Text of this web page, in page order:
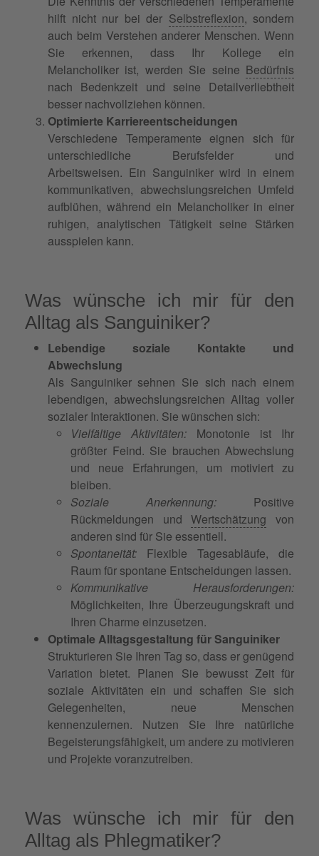
hilft nicht nur bei der Selbstreflexion, sondern
auch beim Verstehen anderer Menschen. Wenn
Sie erkennen, dass Ihr Kollege ein
Melancholiker ist, werden Sie seine Bedürfnis
nach Bedenkzeit und seine Detailverliebtheit
besser nachvollziehen können.
Optimierte Karriereentscheidungen
Verschiedene Temperamente eignen sich für
unterschiedliche Berufsfelder und
Arbeitsweisen. Ein Sanguiniker wird in einem
kommunikativen, abwechslungsreichen Umfeld
aufblühen, während ein Melancholiker in einer
ruhigen, analytischen Tätigkeit seine Stärken
ausspielen kann.
Was wünsche ich mir für den
Alltag als Sanguiniker?
Lebendige soziale Kontakte und
Abwechslung
Als Sanguiniker sehnen Sie sich nach einem
lebendigen, abwechslungsreichen Alltag voller
sozialer Interaktionen. Sie wünschen sich:
Vielfältige Aktivitäten: Monotonie ist Ihr
größter Feind. Sie brauchen Abwechslung
und neue Erfahrungen, um motiviert zu
bleiben.
Soziale Anerkennung: Positive
Rückmeldungen undWertschätzung von
anderen sind für Sie essentiell.
Spontaneität: Flexible Tagesabläufe, die
Raum für spontane Entscheidungen lassen.
Kommunikative Herausforderungen:
Möglichkeiten, Ihre Überzeugungskraft und
Ihren Charme einzusetzen.
Optimale Alltagsgestaltung für Sanguiniker
Strukturieren Sie Ihren Tag so, dass er genügend
Variation bietet. Planen Sie bewusst Zeit für
soziale Aktivitäten ein und schaffen Sie sich
Gelegenheiten, neue Menschen
kennenzulernen. Nutzen Sie Ihre natürliche
Begeisterungsfähigkeit, um andere zu motivieren
und Projekte voranzutreiben.
Was wünsche ich mir für den
Alltag als Phlegmatiker?